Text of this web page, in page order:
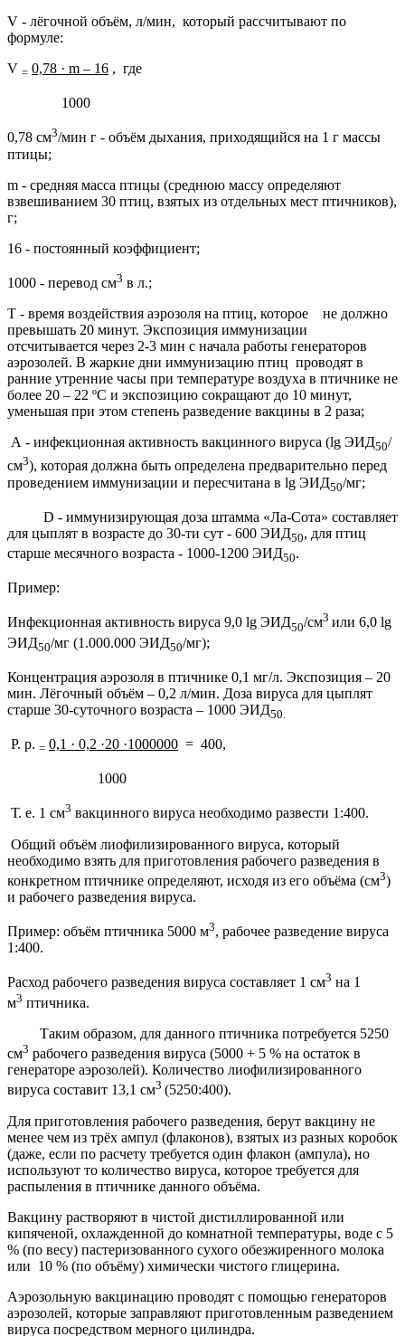
V - лёгочной объём, л/мин, который рассчитывают по
формуле:
V = 0,78 · m – 16 , где
1000
0,78 см3/мин г - объём дыхания, приходящийся на 1 г массы
птицы;
m - средняя масса птицы (среднюю массу определяют
взвешиванием 30 птиц, взятых из отдельных мест птичников),
г;
16 - постоянный коэффициент;
1000 - перевод см3 в л.;
Т - время воздействия аэрозоля на птиц, которое не должно
превышать 20 минут. Экспозиция иммунизации
отсчитывается через 2-3 мин с начала работы генераторов
аэрозолей. В жаркие дни иммунизацию птиц проводят в
ранние утренние часы при температуре воздуха в птичнике не
более 20 – 22 ºС и экспозицию сокращают до 10 минут,
уменьшая при этом степень разведение вакцины в 2 раза;
А - инфекционная активность вакцинного вируса (lg ЭИД50/
см3), которая должна быть определена предварительно перед
проведением иммунизации и пересчитана в lg ЭИД50/мг;
D - иммунизирующая доза штамма «Ла-Сота» составляет
для цыплят в возрасте до 30-ти сут - 600 ЭИД50, для птиц
старше месячного возраста - 1000-1200 ЭИД50.
Пример:
Инфекционная активность вируса 9,0 lg ЭИД50/см3 или 6,0 lg
ЭИД50/мг (1.000.000 ЭИД50/мг);
Концентрация аэрозоля в птичнике 0,1 мг/л. Экспозиция – 20
мин. Лёгочный объём – 0,2 л/мин. Доза вируса для цыплят
старше 30-суточного возраста – 1000 ЭИД50.
Р. р. = 0,1 · 0,2 ·20 ·1000000 = 400,
1000
Т. е. 1 см3 вакцинного вируса необходимо развести 1:400.
Общий объём лиофилизированного вируса, который
необходимо взять для приготовления рабочего разведения в
конкретном птичнике определяют, исходя из его объёма (см3)
и рабочего разведения вируса.
Пример: объём птичника 5000 м3, рабочее разведение вируса
1:400.
Расход рабочего разведения вируса составляет 1 см3 на 1
м3 птичника.
Таким образом, для данного птичника потребуется 5250
см3 рабочего разведения вируса (5000 + 5 % на остаток в
генераторе аэрозолей). Количество лиофилизированного
вируса составит 13,1 см3 (5250:400).
Для приготовления рабочего разведения, берут вакцину не
менее чем из трёх ампул (флаконов), взятых из разных коробок
(даже, если по расчету требуется один флакон (ампула), но
используют то количество вируса, которое требуется для
распыления в птичнике данного объёма.
Вакцину растворяют в чистой дистиллированной или
кипяченой, охлажденной до комнатной температуры, воде с 5
% (по весу) пастеризованного сухого обезжиренного молока
или 10 % (по объёму) химически чистого глицерина.
Аэрозольную вакцинацию проводят с помощью генераторов
аэрозолей, которые заправляют приготовленным разведением
вируса посредством мерного цилиндра.